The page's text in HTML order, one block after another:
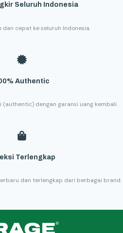
Seluruh Indonesia
dan cepat ke seluruh Indonesia.
Authentic
dengan garansi uang kembali.
Terlengkap
dan terlengkap dari berbagai brand.